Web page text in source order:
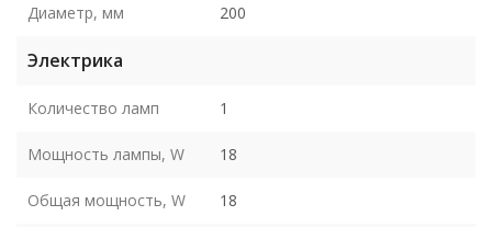
Диаметр, мм 200
Электрика
Количество ламп 1
Мощность лампы, W 18
Общая мощность, W 18